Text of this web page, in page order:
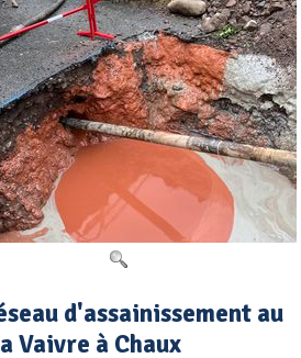
d'assainissement au
Vaivre à Chaux